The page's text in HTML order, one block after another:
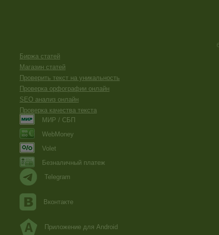
Биржа статей
Магазин статей
Проверить текст на уникальность
Проверка орфографии онлайн
SEO анализ онлайн
Проверка качества текста
МИР / СБП
WebMoney
Volet
Безналичный платеж
Telegram
Вконтакте
Приложение для Android